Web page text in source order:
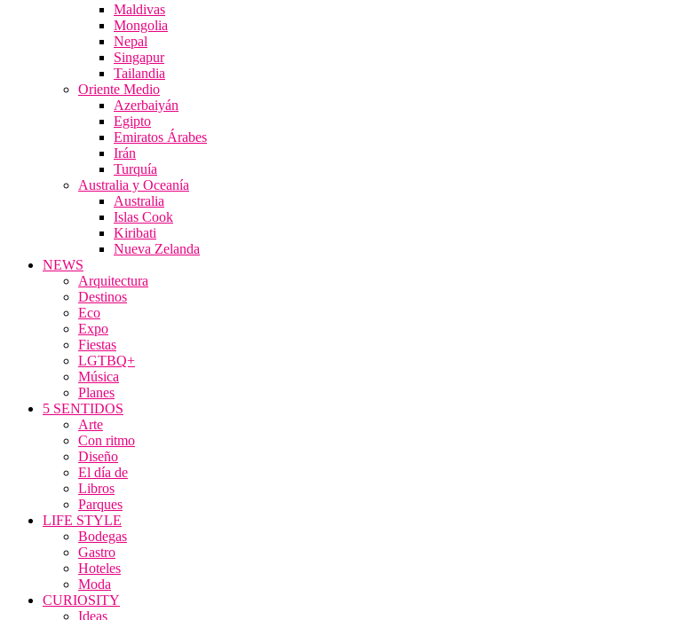
Maldivas
Mongolia
Nepal
Singapur
Tailandia
Oriente Medio
Azerbaiyán
Egipto
Emiratos Árabes
Irán
Turquía
Australia y Oceanía
Australia
Islas Cook
Kiribati
Nueva Zelanda
NEWS
Arquitectura
Destinos
Eco
Expo
Fiestas
LGTBQ+
Música
Planes
5 SENTIDOS
Arte
Con ritmo
Diseño
El día de
Libros
Parques
LIFE STYLE
Bodegas
Gastro
Hoteles
Moda
CURIOSITY
Ideas